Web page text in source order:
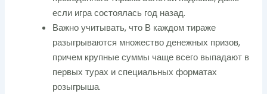
если игра состоялась год назад.
Важно учитывать, что В каждом тираже
разыгрываются множество денежных призов,
причем крупные суммы чаще всего выпадают в
первых турах и специальных форматах
розыгрыша.